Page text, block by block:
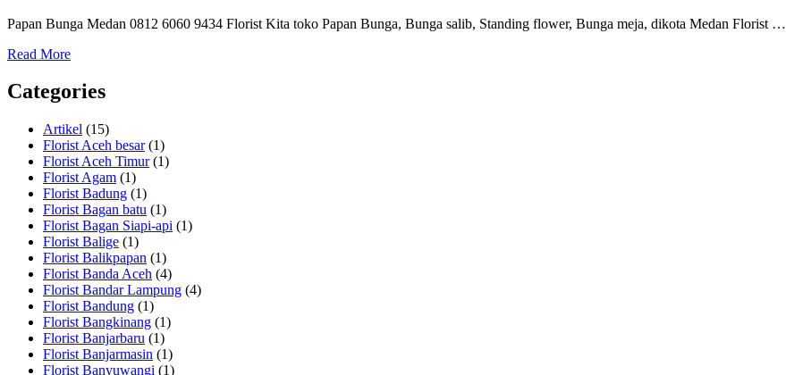
Papan Bunga Medan 0812 6060 9434 Florist Kita toko Papan Bunga, Bunga salib, Standing flower, Bunga meja, dikota Medan Florist …
Read More
Categories
Artikel (15)
Florist Aceh besar(1)
Florist Aceh Timur(1)
Florist Agam (1)
Florist Badung (1)
Florist Bagan batu (1)
Florist Bagan Siapi-api (1)
Florist Balige (1)
Florist Balikpapan (1)
Florist Banda Aceh (4)
Florist Bandar Lampung (4)
Florist Bandung (1)
Florist Bangkinang (1)
Florist Banjarbaru (1)
Florist Banjarmasin (1)
Florist Banyuwangi (1)